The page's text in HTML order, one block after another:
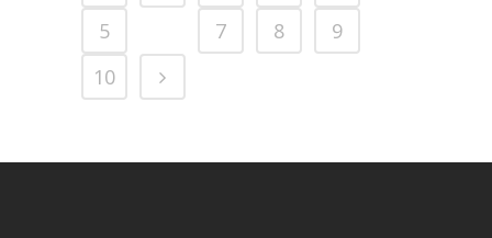
5
7 8
9
10